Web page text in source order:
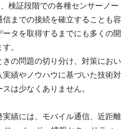
検証段階での各種センサーノー
信までの接続を確立することも容
タを取得するまでにも多くの開
。
の問題の切り分け、対策におい
実績やノウハウに基づいた技術対
は少なくありません。
績には、モバイル通信、近距離